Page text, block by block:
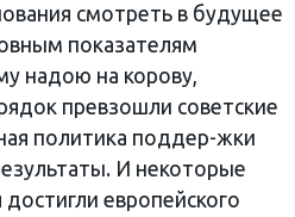
смотреть в будущее
показателям
надою на корову,
превзошли советские
политика поддер-жки
И некоторые
европейского